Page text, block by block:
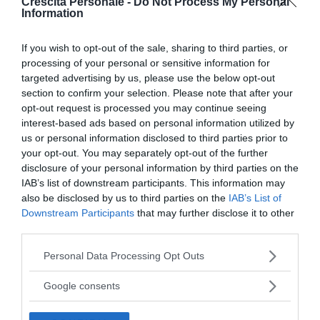
Information
If you wish to opt-out of the sale, sharing to third parties, or
processing of your personal or sensitive information for
targeted advertising by us, please use the below opt-out
section to confirm your selection. Please note that after your
opt-out request is processed you may continue seeing
interest-based ads based on personal information utilized by
us or personal information disclosed to third parties prior to
your opt-out. You may separately opt-out of the further
disclosure of your personal information by third parties on the
IAB’s list of downstream participants. This information may
also be disclosed by us to third parties on the IAB’s List of
Downstream Participants that may further disclose it to other
Please note that this website/app uses one or more Google
not limited to your visit or usage behaviour. You may click to
use your data for below specified purposes in below Google
Personal Data Processing Opt Outs
Google consents
Dopo una mattinata passata a scuola,
passare a fare i compiti? È sempre richiesta
la supervisione di un genitore o solo nel
caso in cui si manifesti una difficoltà da
parte del figlio?
Naturalmente dipende dalla classe che frequenta. Se
non supervisionare, ritengo che sia sempre meglio
che il genitore partecipi al lavoro scolastico del figlio.
Questo nutre la relazione e il bambino si sente
gratificato e riconosciuto nell’importanza del lavoro
che sta svolgendo.
problemi di tempo, l’intera istruzione dei
figli al sistema scolastico, fidandosi
completamente dei metodi adottati dagli
insegnanti. La mancanza di dialogo e